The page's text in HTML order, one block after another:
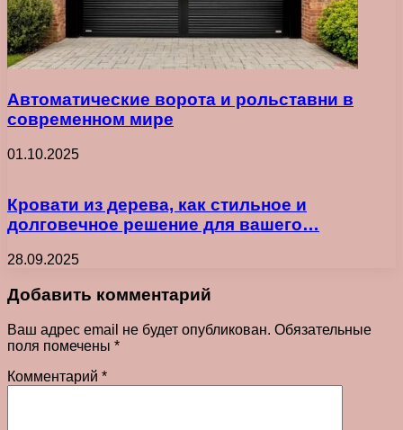
Автоматические ворота и рольставни в
современном мире
01.10.2025
Кровати из дерева, как стильное и
долговечное решение для вашего…
28.09.2025
Добавить комментарий
Ваш адрес email не будет опубликован. Обязательные
поля помечены *
Комментарий *